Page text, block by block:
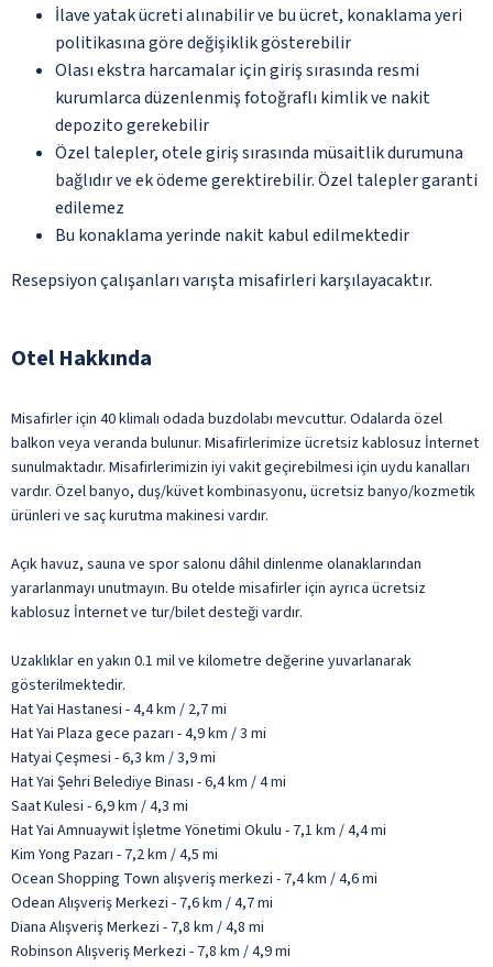
İlave yatak ücreti alınabilir ve bu ücret, konaklama yeri
politikasına göre değişiklik gösterebilir
Olası ekstra harcamalar için giriş sırasında resmi
kurumlarca düzenlenmiş fotoğraflı kimlik ve nakit
depozito gerekebilir
Özel talepler, otele giriş sırasında müsaitlik durumuna
bağlıdır ve ek ödeme gerektirebilir. Özel talepler garanti
edilemez
Bu konaklama yerinde nakit kabul edilmektedir
Resepsiyon çalışanları varışta misafirleri karşılayacaktır.
Otel Hakkında
Misafirler için 40 klimalı odada buzdolabı mevcuttur. Odalarda özel
balkon veya veranda bulunur. Misafirlerimize ücretsiz kablosuz İnternet
sunulmaktadır. Misafirlerimizin iyi vakit geçirebilmesi için uydu kanalları
vardır. Özel banyo, duş/küvet kombinasyonu, ücretsiz banyo/kozmetik
ürünleri ve saç kurutma makinesi vardır.
Açık havuz, sauna ve spor salonu dâhil dinlenme olanaklarından
yararlanmayı unutmayın. Bu otelde misafirler için ayrıca ücretsiz
kablosuz İnternet ve tur/bilet desteği vardır.
Uzaklıklar en yakın 0.1 mil ve kilometre değerine yuvarlanarak
gösterilmektedir.
Hat Yai Hastanesi - 4,4 km / 2,7 mi
Hat Yai Plaza gece pazarı - 4,9 km / 3 mi
Hatyai Çeşmesi - 6,3 km / 3,9 mi
Hat Yai Şehri Belediye Binası - 6,4 km / 4 mi
Saat Kulesi - 6,9 km / 4,3 mi
Hat Yai Amnuaywit İşletme Yönetimi Okulu - 7,1 km / 4,4 mi
Kim Yong Pazarı - 7,2 km / 4,5 mi
Ocean Shopping Town alışveriş merkezi - 7,4 km / 4,6 mi
Odean Alışveriş Merkezi - 7,6 km / 4,7 mi
Diana Alışveriş Merkezi - 7,8 km / 4,8 mi
Robinson Alışveriş Merkezi - 7,8 km / 4,9 mi